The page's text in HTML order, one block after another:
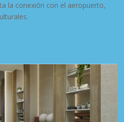
la conexión con el aeropuerto,